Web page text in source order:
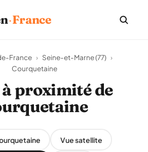
·France
France › Seine-et-Marne (77) ›
Courquetaine
proximité de
Vue satellite